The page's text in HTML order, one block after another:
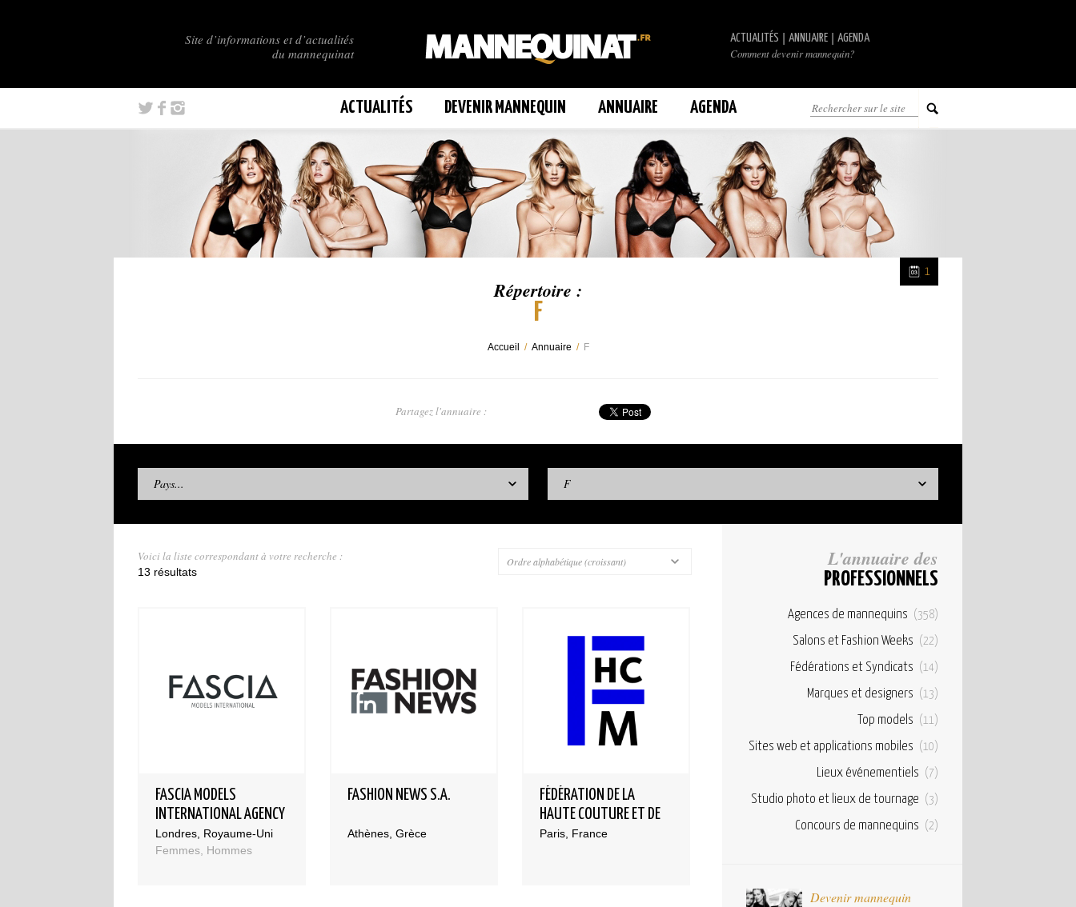
Site d’informations et d’actualités
du mannequinat
ACTUALITÉS ANNUAIRE AGENDA
Comment devenir mannequin?
ACTUALITÉS DEVENIR MANNEQUIN ANNUAIRE AGENDA
Répertoire :
F
1
Accueil / Annuaire / F
Partagez l'annuaire :
Pays... F
Ordre alphabétique (croissant)
Voici la liste correspondant à votre recherche :
13 résultats
FASCIA MODELS
INTERNATIONAL AGENCY
Londres, Royaume-Uni
Femmes, Hommes
FASHION NEWS S.A.
Athènes, Grèce
FÉDÉRATION DE LA
HAUTE COUTURE ET DE
LA MODE
Paris, France
L'annuaire des
PROFESSIONNELS
Agences de mannequins (358)
Salons et Fashion Weeks (22)
Fédérations et Syndicats (14)
Marques et designers (13)
Top models (11)
Sites web et applications mobiles (10)
Lieux événementiels (7)
Studio photo et lieux de tournage (3)
Concours de mannequins (2)
Devenir mannequin